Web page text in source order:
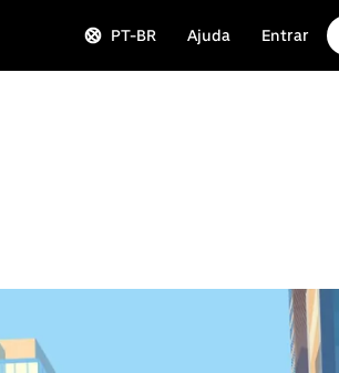
PT-BR Ajuda Entrar